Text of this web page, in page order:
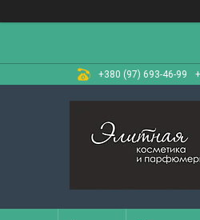
+380 (97) 693-46-99